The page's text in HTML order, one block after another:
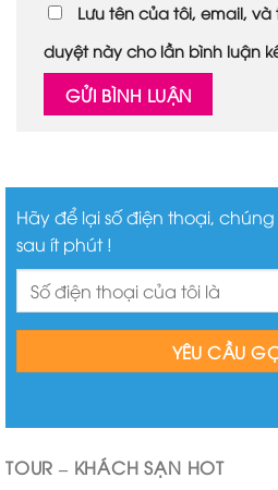
Lưu tên của tôi, email,
duyệt này cho lần bình luận
Hãy để lại số điện thoại,
sau ít phút !
TOUR – KHÁCH SẠN HOT